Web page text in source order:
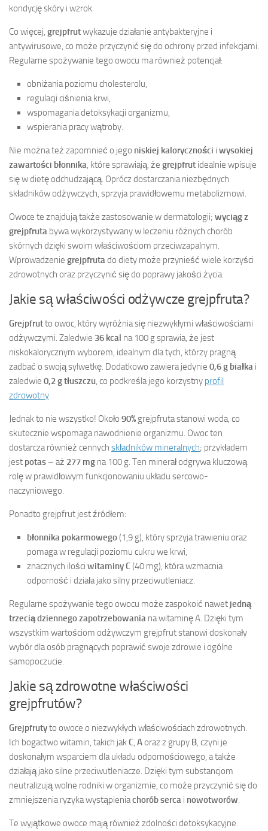
kondycję skóry i wzrok.
Co więcej, grejpfrutwykazuje działanie antybakteryjne i
antywirusowe, co może przyczynić się do ochrony przed infekcjami.
Regularne spożywanie tego owocu ma również potencjał:
obniżania poziomu cholesterolu,
regulacji ciśnienia krwi,
wspomagania detoksykacji organizmu,
wspierania pracy wątroby.
Nie można też zapomnieć o jego niskiej kaloryczności i wysokiej
zawartości błonnika, które sprawiają, że grejpfrut idealnie wpisuje
się w dietę odchudzającą. Oprócz dostarczania niezbędnych
składników odżywczych, sprzyja prawidłowemu metabolizmowi.
Owoce te znajdują także zastosowanie w dermatologii; wyciąg z
grejpfruta bywa wykorzystywany w leczeniu różnych chorób
skórnych dzięki swoim właściwościom przeciwzapalnym.
Wprowadzenie grejpfrutado diety może przynieść wiele korzyści
zdrowotnych oraz przyczynić się do poprawy jakości życia.
Jakie są właściwości odżywcze grejpfruta?
Grejpfrutto owoc, który wyróżnia się niezwykłymi właściwościami
odżywczymi. Zaledwie 36 kcal na 100 g sprawia, że jest
niskokalorycznym wyborem, idealnym dla tych, którzy pragną
zadbać o swoją sylwetkę. Dodatkowo zawiera jedynie 0,6 g białka i
zaledwie 0,2 g tłuszczu, co podkreśla jego korzystny profil
zdrowotny.
Jednak to nie wszystko! Około 90% grejpfruta stanowi woda, co
skutecznie wspomaga nawodnienie organizmu. Owoc ten
dostarcza również cennych składników mineralnych; przykładem
jest potas – aż 277 mg na 100 g. Ten minerał odgrywa kluczową
rolę w prawidłowym funkcjonowaniu układu sercowo-
naczyniowego.
Ponadto grejpfrut jest źródłem:
błonnika pokarmowego(1,9 g), który sprzyja trawieniu oraz
pomaga w regulacji poziomu cukru we krwi,
znacznych ilości witaminy C(40 mg), która wzmacnia
odporność i działa jako silny przeciwutleniacz.
Regularne spożywanie tego owocu może zaspokoić nawet jedną
trzecią dziennego zapotrzebowania na witaminę A. Dzięki tym
wszystkim wartościom odżywczym grejpfrut stanowi doskonały
wybór dla osób pragnących poprawić swoje zdrowie i ogólne
samopoczucie.
Jakie są zdrowotne właściwości
grejpfrutów?
Grejpfrutyto owoce o niezwykłych właściwościach zdrowotnych.
Ich bogactwo witamin, takich jakC, Aoraz z grupy B, czyni je
doskonałym wsparciem dla układu odpornościowego, a także
działają jako silne przeciwutleniacze. Dzięki tym substancjom
neutralizują wolne rodniki w organizmie, co może przyczynić się do
zmniejszenia ryzyka wystąpieniachorób serca i nowotworów.
Te wyjątkowe owoce mają również zdolności detoksykacyjne.